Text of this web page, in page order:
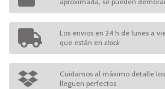
Los envios en 24 h de lunes a
que están en stock
Cuidamos al máximo detalle
lleguen perfectos